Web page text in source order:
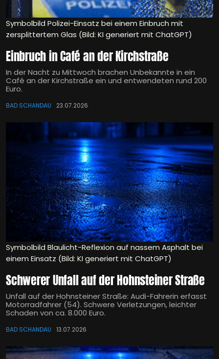
Symbolbild Polizei-Einsatz bei einem Einbruch mit
zersplittertem Glas (Bild: KI generiert mit ChatGPT)
Einbruch in Café an der Kirchstraße
In der Nacht zu Mittwoch brachen Unbekannte in ein
Café an der Kirchstraße ein und entwendeten rund 200
Euro.
BAD SCHANDAU 23.07.2026
Symbolbild Blaulicht-Reflexion auf nassem Asphalt bei
einem Einsatz (Bild: KI generiert mit ChatGPT)
Schwerer Unfall auf der Hohnsteiner Straße
Unfall auf der Hohnsteiner Straße: Audi-Fahrerin erfasst
Motorradfahrer (54). Schwere Verletzungen, leichter
Schaden von ca. 8.000 Euro.
BAD SCHANDAU 13.07.2026